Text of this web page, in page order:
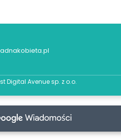
Digital Avenue sp. z o.o.